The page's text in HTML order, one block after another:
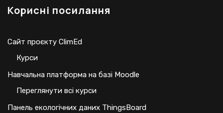
Корисні посилання
Сайт проєкту ClimEd
Курси
Навчальна платформа на базі Moodle
Переглянути всі курси
Панель екологічних даних ThingsBoard